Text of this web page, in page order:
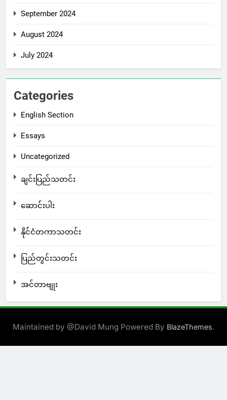
September 2024
August 2024
July 2024
Categories
English Section
Essays
Uncategorized
ချင်းပြည်သတင်း
ဆောင်းပါး
နိုင်ငံတကာသတင်း
ပြည်တွင်းသတင်း
အင်တာဗျုး
Maintained by @David Mung Powered By BlazeThemes.